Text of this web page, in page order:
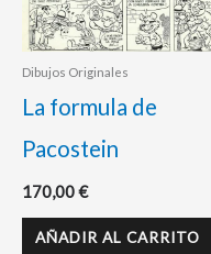
Dibujos Originales
La formula de
Pacostein
170,00€
AÑADIR AL CARRITO